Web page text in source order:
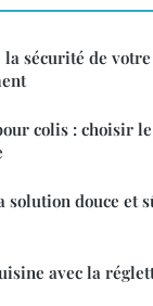
sécurité de
colis : choisir
solution douce et
avec la